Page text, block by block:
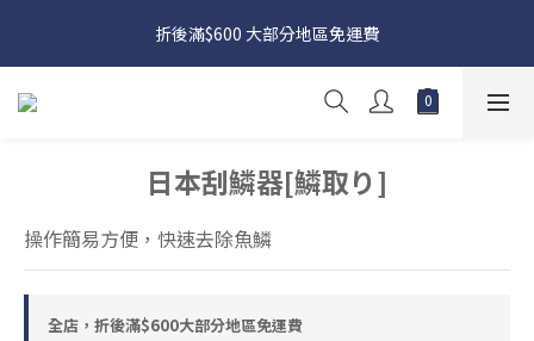
日本接近假期，貨源較不穩定；如想在 8 月 11 日至 8 月 15 日收
貨，請務必於 8 月 10 日前落單
折後滿$600 大部分地區免運費
日本接近假期，貨源較不穩定；如想在 8 月 11 日至 8 月 15 日收
貨，請務必於 8 月 10 日前落單
日本刮鱗器[鱗取り]
操作簡易方便，快速去除魚鱗
全店，折後滿$600大部分地區免運費